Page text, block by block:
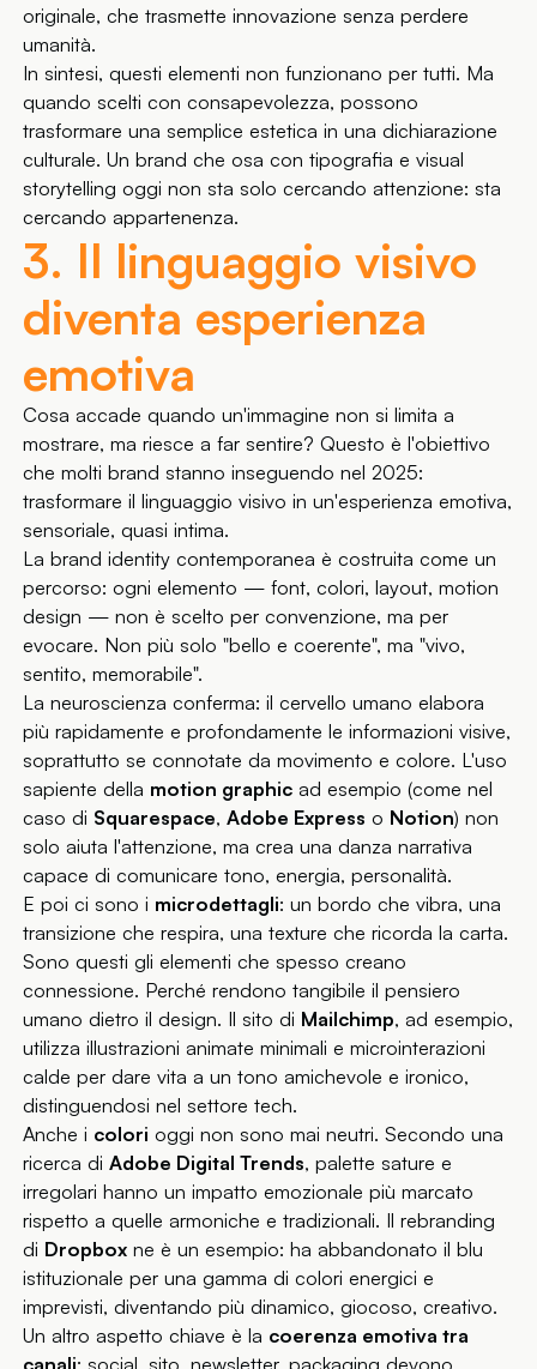
originale, che trasmette innovazione senza perdere
umanità.
In sintesi, questi elementi non funzionano per tutti. Ma
quando scelti con consapevolezza, possono
trasformare una semplice estetica in una dichiarazione
culturale. Un brand che osa con tipografia e visual
storytelling oggi non sta solo cercando attenzione: sta
cercando appartenenza.
3. Il linguaggio visivo
diventa esperienza
emotiva
Cosa accade quando un'immagine non si limita a
mostrare, ma riesce a far sentire? Questo è l'obiettivo
che molti brand stanno inseguendo nel 2025:
trasformare il linguaggio visivo in un'esperienza emotiva,
sensoriale, quasi intima.
La brand identity contemporanea è costruita come un
percorso: ogni elemento — font, colori, layout, motion
design — non è scelto per convenzione, ma per
evocare. Non più solo "bello e coerente", ma "vivo,
sentito, memorabile".
La neuroscienza conferma: il cervello umano elabora
più rapidamente e profondamente le informazioni visive,
soprattutto se connotate da movimento e colore. L'uso
sapiente della motion graphic ad esempio (come nel
caso di Squarespace,Adobe Express o Notion) non
solo aiuta l'attenzione, ma crea una danza narrativa
capace di comunicare tono, energia, personalità.
E poi ci sono i microdettagli: un bordo che vibra, una
transizione che respira, una texture che ricorda la carta.
Sono questi gli elementi che spesso creano
connessione. Perché rendono tangibile il pensiero
umano dietro il design. Il sito di Mailchimp, ad esempio,
utilizza illustrazioni animate minimali e microinterazioni
calde per dare vita a un tono amichevole e ironico,
distinguendosi nel settore tech.
Anche i colori oggi non sono mai neutri. Secondo una
ricerca diAdobe Digital Trends, palette sature e
irregolari hanno un impatto emozionale più marcato
rispetto a quelle armoniche e tradizionali. Il rebranding
di Dropbox ne è un esempio: ha abbandonato il blu
istituzionale per una gamma di colori energici e
imprevisti, diventando più dinamico, giocoso, creativo.
Un altro aspetto chiave è la coerenza emotiva tra
canali: social, sito, newsletter, packaging devono